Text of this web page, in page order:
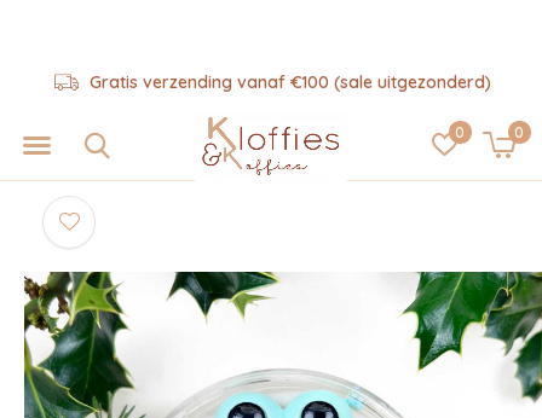
0 0
Gratis verzending vanaf €100 (sale uitgezonderd)